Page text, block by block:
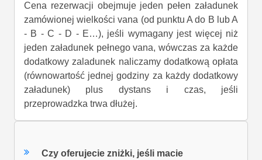
Cena rezerwacji obejmuje jeden pełen załadunek
zamówionej wielkości vana (od punktu A do B lub A
- B - C - D - E…), jeśli wymagany jest więcej niż
jeden załadunek pełnego vana, wówczas za każde
dodatkowy zaladunek naliczamy dodatkową opłata
(równowartość jednej godziny za każdy dodatkowy
załadunek) plus dystans i czas, jeśli
przeprowadzka trwa dłużej.
Czy oferujecie zniżki, jeśli macie